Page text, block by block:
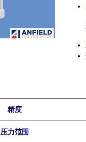
精度
压力范围